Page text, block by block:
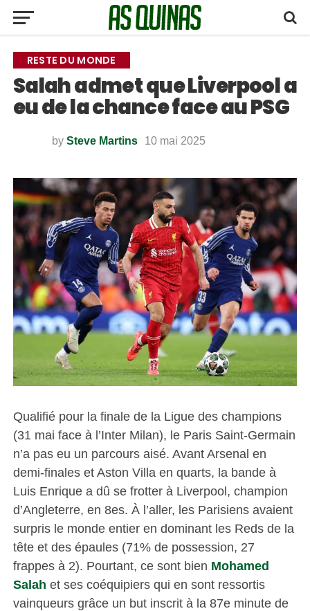
RESTE DU MONDE
Salah admet que Liverpool a
eu de la chance face au PSG
by Steve Martins 10 mai 2025
Qualifié pour la finale de la Ligue des champions
(31 mai face à l’Inter Milan), le Paris Saint-Germain
n’a pas eu un parcours aisé. Avant Arsenal en
demi-finales et Aston Villa en quarts, la bande à
Luis Enrique a dû se frotter à Liverpool, champion
d’Angleterre, en 8es. À l’aller, les Parisiens avaient
surpris le monde entier en dominant les Reds de la
tête et des épaules (71% de possession, 27
frappes à 2). Pourtant, ce sont bien Mohamed
Salah et ses coéquipiers qui en sont ressortis
vainqueurs grâce un but inscrit à la 87e minute de